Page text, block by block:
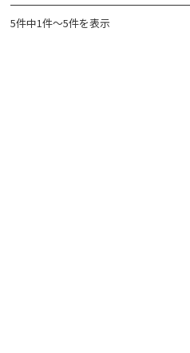
5件中1件～5件を表示